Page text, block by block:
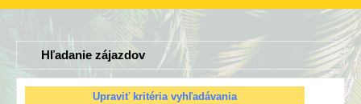
Hľadanie zájazdov